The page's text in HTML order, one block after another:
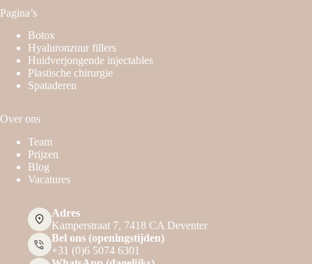
Pagina’s
Botox
Hyaluronzuur fillers
Huidverjongende injectables
Plastische chirurgie
Spataderen
Over ons
Team
Prijzen
Blog
Vacatures
Adres
Kamperstraat 7, 7418 CA Deventer
Bel ons (openingstijden)
+31 (0)6 5074 6301